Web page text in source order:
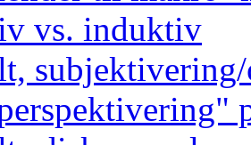
vs. induktiv